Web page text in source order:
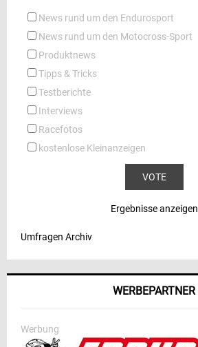
News rund um den Endurosport
News rund um den Motocross-Sport
Produktnews
Tipps & Tricks
Testberichte
Interviews
Racefotos
kostenlose Kleinanzeigen
Ergebnisse anzeigen
Umfragen Archiv
WERBEPARTNER
Werbung